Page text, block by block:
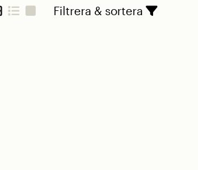
Filtrera & sortera